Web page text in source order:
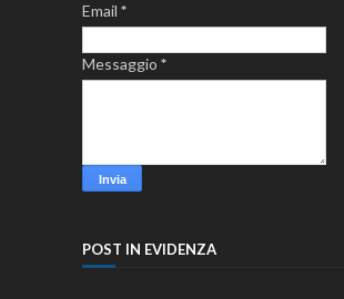
Email *
Messaggio *
POST IN EVIDENZA